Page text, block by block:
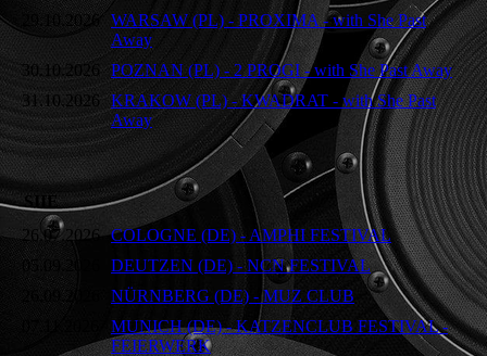
29.10.2026
WARSAW (PL) - PROXIMA - with She Past
Away
30.10.2026
POZNAN (PL) - 2 PROGI - with She Past Away
31.10.2026
KRAKOW (PL) - KWADRAT - with She Past
Away
SIIE
26.07.2026 COLOGNE (DE) - AMPHI FESTIVAL
05.09.2026
DEUTZEN (DE) - NCN FESTIVAL
26.09.2026
NÜRNBERG (DE) - MUZ CLUB
MUNICH (DE) - KATZENCLUB FESTIVAL -
FEIERWERK